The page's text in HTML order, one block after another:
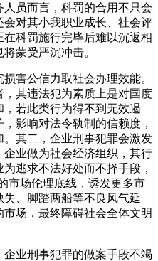
员而言，科罚的合用不只会
对其小我职业成长、社会评
科罚施行完毕后难以沉返相
蒙受严沉冲击。
公信力取社会办理效能。
其违法犯为素质上是对国度
若此类行为得不到无效遏
影响对法令轨制的信赖度，
其二，企业刑事犯罪会激发
业做为社会经济组织，其行
逃求不法好处而不择手段，
市场伦理底线，诱发更多市
、脚踏两船等不良风气延
场，最终障碍社会全体文明
业刑事犯罪的做案手段不竭